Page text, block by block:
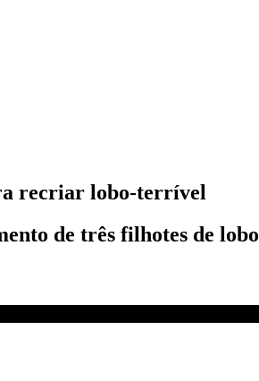
recriar lobo-terrível
de três filhotes de